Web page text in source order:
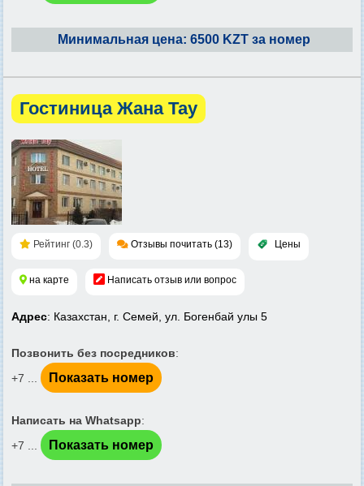
Минимальная цена: 6500 KZT за номер
Гостиница Жана Тау
Рейтинг (0.3) Отзывы почитать (13) Цены
на карте Написать отзыв или вопрос
Адрес: Казахстан, г. Семей, ул. Богенбай улы 5
Позвонить без посредников:
+7 ...
Показать номер
Написать на Whatsapp:
+7 ...
Показать номер